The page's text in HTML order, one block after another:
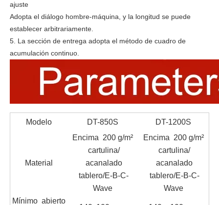
ajuste
Adopta el diálogo hombre-máquina, y la longitud se puede
establecer arbitrariamente.
5. La sección de entrega adopta el método de cuadro de
acumulación continuo.
Modelo DT-850S DT-1200S
Material
Encima 200 g/m²
cartulina/
acanalado
tablero/E-B-C-
Wave
Encima 200 g/m²
cartulina/
acanalado
tablero/E-B-C-
Wave
Mínimo abierto